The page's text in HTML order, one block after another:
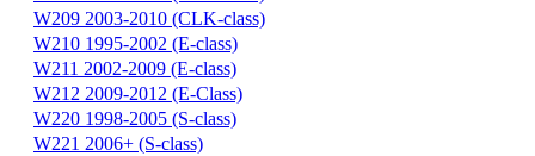
W209 2003-2010 (CLK-class)
W210 1995-2002 (E-class)
W211 2002-2009 (E-class)
W212 2009-2012 (E-Class)
W220 1998-2005 (S-class)
W221 2006+ (S-class)